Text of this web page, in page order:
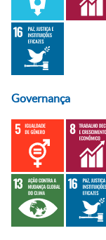
Governança